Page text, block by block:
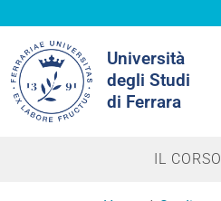
Università
degli Studi
di Ferrara
nel
sito
IL CORSO